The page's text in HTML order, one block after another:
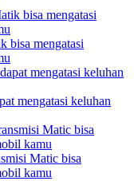
mengatasi
mengatasi keluhan
Matic bisa
kamu